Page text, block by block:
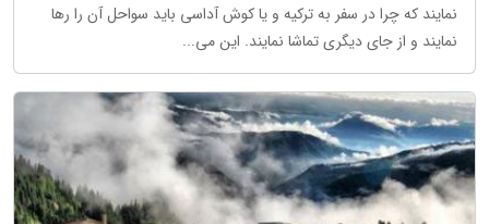
نمایند که چرا در سفر به ترکیه و یا کوش آداسی باید سواحل آن را رها
نمایند و از جای دیگری تماشا نمایند. این می...